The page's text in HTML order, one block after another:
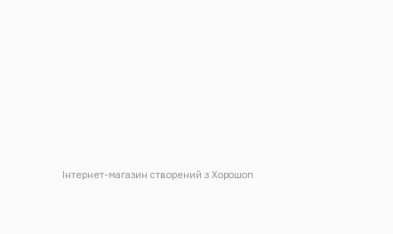
Інтернет-магазин створений з Хорошоп